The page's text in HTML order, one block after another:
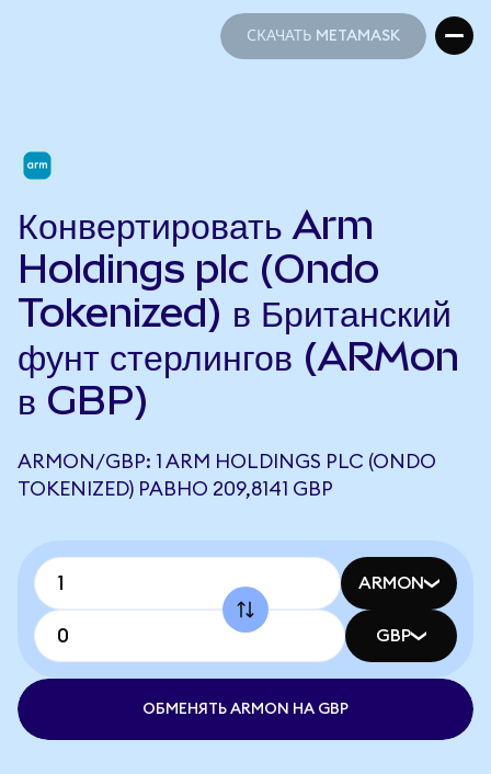
СКАЧАТЬ METAMASK
Конвертировать Arm
Holdings plc (Ondo
Tokenized) в Британский
фунт стерлингов (ARMon
в GBP)
ARMON/GBP: 1 ARM HOLDINGS PLC (ONDO
TOKENIZED) РАВНО 209,8141 GBP
ARMON
GBP
ОБМЕНЯТЬ ARMON НА GBP